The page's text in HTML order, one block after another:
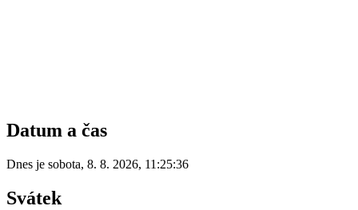
Datum a čas
Dnes je sobota, 8. 8. 2026, 11:25:36
Svátek